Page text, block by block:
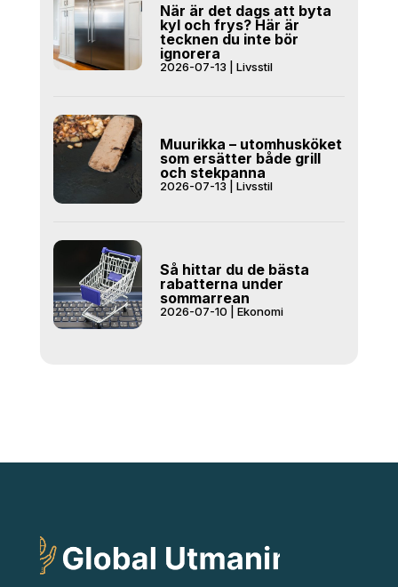
När är det dags att byta
kyl och frys? Här är
tecknen du inte bör
ignorera
2026-07-13 Livsstil
Muurikka – utomhusköket
som ersätter både grill
och stekpanna
2026-07-13 Livsstil
Så hittar du de bästa
rabatterna under
sommarrean
2026-07-10 Ekonomi